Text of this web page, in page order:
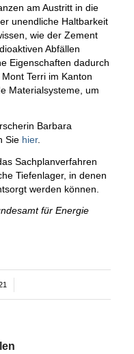
am Austritt in die
unendliche Haltbarkeit
wie der Zement
Abfällen
Eigenschaften dadurch
Terri im Kanton
Materialsysteme, um
Barbara
Sie hier.
Sachplanverfahren
Tiefenlager, in denen
werden können.
für Energie